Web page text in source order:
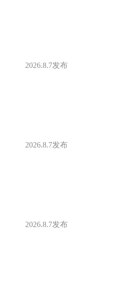
2026.8.7发布
2026.8.7发布
2026.8.7发布